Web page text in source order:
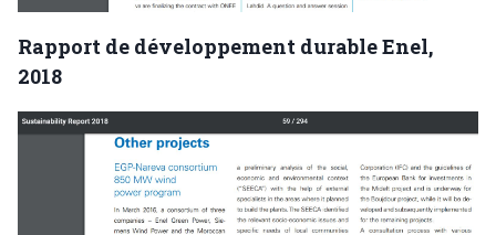
Rapport de développement durable Enel,
2018